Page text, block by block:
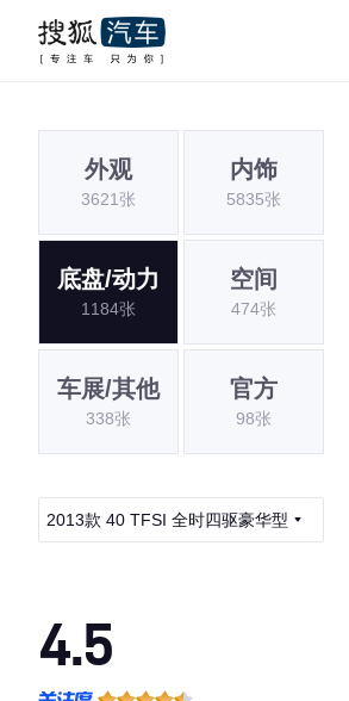
外观
3621张
内饰
5835张
底盘/动力
1184张
空间
474张
车展/其他
338张
官方
98张
2013款 40 TFSI 全时四驱豪华型
4.5